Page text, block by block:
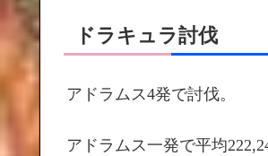
ドラキュラ討伐
アドラムス4発で討伐。
アドラムス一発で平均